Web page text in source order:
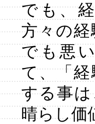
でも、
方々の
でも悪
て、「
する事
晴らし価